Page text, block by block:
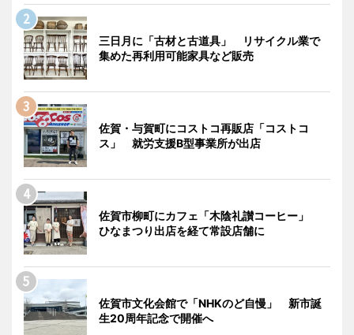
三日月に「古材と古道具」 リサイクル業で
集めた再利用可能家具など販売
佐賀・与賀町にコストコ再販店「コストコ
ス」 就労支援B型事業所が出店
佐賀市柳町にカフェ「木陰礼讃コーヒー」
ひなまつり出店を経て常設店舗に
佐賀市文化会館で「NHKのど自慢」 新市誕
生20周年記念で開催へ